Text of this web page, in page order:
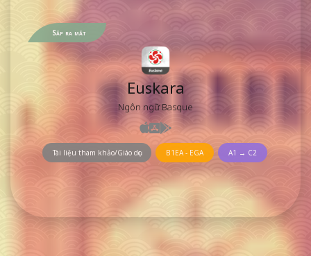
Sắp ra mắt
Euskara
Ngôn ngữ Basque
Tài liệu tham khảo/Giáo dục B1EA - EGA A1 → C2